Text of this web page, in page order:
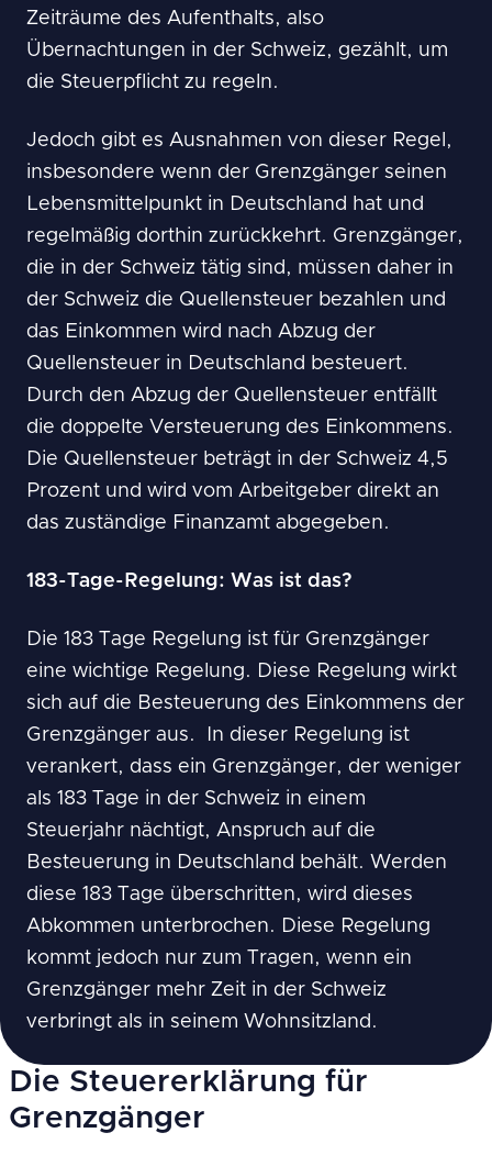
Zeiträume des Aufenthalts, also
Übernachtungen in der Schweiz, gezählt, um
die Steuerpflicht zu regeln.
Jedoch gibt es Ausnahmen von dieser Regel,
insbesondere wenn der Grenzgänger seinen
Lebensmittelpunkt in Deutschland hat und
regelmäßig dorthin zurückkehrt. Grenzgänger,
die in der Schweiz tätig sind, müssen daher in
der Schweiz die Quellensteuer bezahlen und
das Einkommen wird nach Abzug der
Quellensteuer in Deutschland besteuert.
Durch den Abzug der Quellensteuer entfällt
die doppelte Versteuerung des Einkommens.
Die Quellensteuer beträgt in der Schweiz 4,5
Prozent und wird vom Arbeitgeber direkt an
das zuständige Finanzamt abgegeben.
183-Tage-Regelung: Was ist das?
Die 183 Tage Regelung ist für Grenzgänger
eine wichtige Regelung. Diese Regelung wirkt
sich auf die Besteuerung des Einkommens der
Grenzgänger aus. In dieser Regelung ist
verankert, dass ein Grenzgänger, der weniger
als 183 Tage in der Schweiz in einem
Steuerjahr nächtigt, Anspruch auf die
Besteuerung in Deutschland behält. Werden
diese 183 Tage überschritten, wird dieses
Abkommen unterbrochen. Diese Regelung
kommt jedoch nur zum Tragen, wenn ein
Grenzgänger mehr Zeit in der Schweiz
verbringt als in seinem Wohnsitzland.
Die Steuererklärung für
Grenzgänger